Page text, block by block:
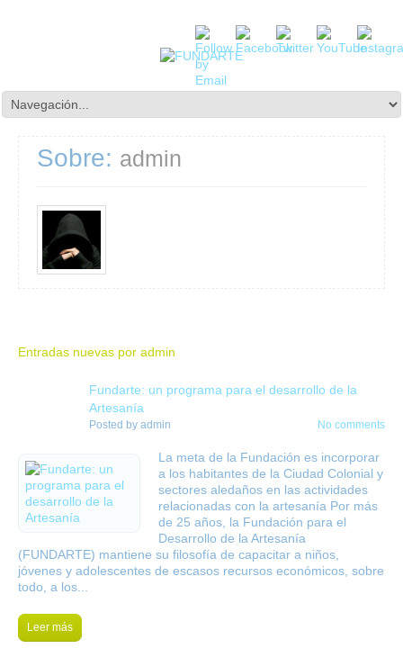
Sobre: admin
Entradas nuevas por admin
Fundarte: un programa para el desarrollo de la
Artesanía
Posted by admin No comments
La meta de la Fundación es incorporar
a los habitantes de la Ciudad Colonial y
sectores aledaños en las actividades
relacionadas con la artesanía Por más
de 25 años, la Fundación para el
Desarrollo de la Artesanía
(FUNDARTE) mantiene su filosofía de capacitar a niños,
jóvenes y adolescentes de escasos recursos económicos, sobre
todo, a los...
Leer más